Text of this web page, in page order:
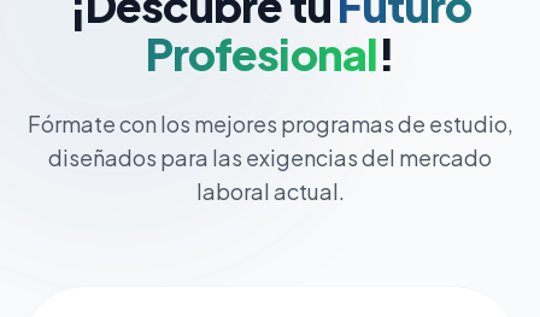
Profesional!
Fórmate con los mejores programas de estudio,
diseñados para las exigencias del mercado
laboral actual.